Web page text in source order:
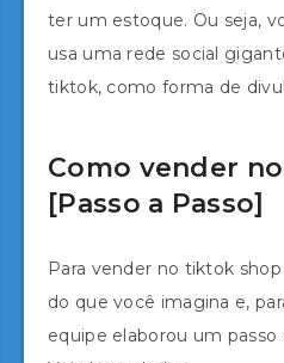
ter um estoque. Ou seja,
usa uma rede social
tiktok, como forma de
Como vender
[Passo a Passo]
Para vender no tiktok
do que você imagina e,
equipe elaborou um passo